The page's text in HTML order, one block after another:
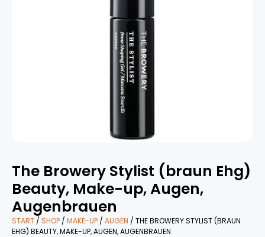
The Browery Stylist (braun Ehg)
Beauty, Make-up, Augen,
Augenbrauen
START / SHOP / MAKE-UP / AUGEN / THE BROWERY STYLIST (BRAUN
EHG) BEAUTY, MAKE-UP, AUGEN, AUGENBRAUEN